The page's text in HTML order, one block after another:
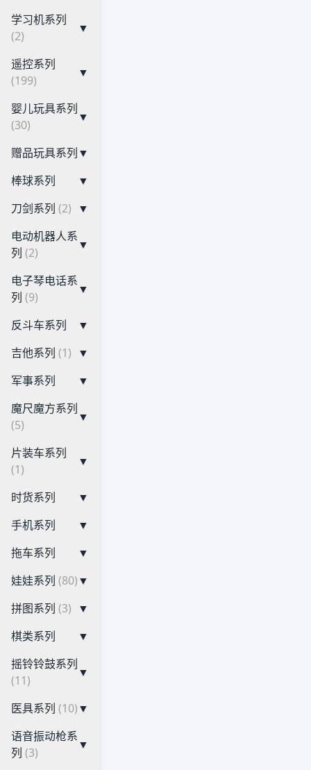
学习机系列
(2)
▼
遥控系列
(199)
▼
婴儿玩具系列
(30)
▼
赠品玩具系列▼
棒球系列
▼
刀剑系列 (2) ▼
电动机器人系
列 (2)
▼
电子琴电话系
列 (9)
▼
反斗车系列
▼
吉他系列 (1) ▼
军事系列
▼
魔尺魔方系列
(5)
▼
片装车系列
(1)
▼
时货系列
▼
手机系列
▼
拖车系列
▼
娃娃系列 (80)▼
拼图系列 (3) ▼
棋类系列
▼
摇铃铃鼓系列
(11)
▼
医具系列 (10)▼
语音振动枪系
列 (3)
▼